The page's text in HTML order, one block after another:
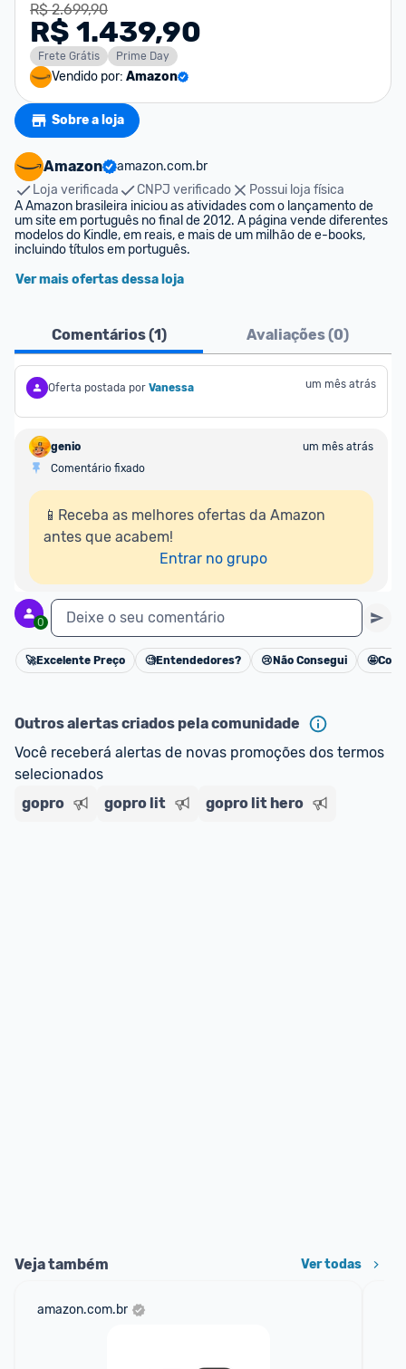
R$ 2.699,90
R$ 1.439,90
Frete Grátis Prime Day
Vendido por: Amazon
Sobre a loja
Amazon
amazon.com.br
Loja verificada
CNPJ verificado
Possui loja física
A Amazon brasileira iniciou as atividades com o lançamento de
um site em português no final de 2012. A página vende diferentes
modelos do Kindle, em reais, e mais de um milhão de e-books,
incluindo títulos em português.
Ver mais ofertas dessa loja
Comentários (1) Avaliações (0)
Oferta postada por Vanessa um mês atrás
genio
um mês atrás
Comentário fixado
📱Receba as melhores ofertas da Amazon
antes que acabem!
Entrar no grupo
0 Deixe o seu comentário
Cancelar
🚀Excelente Preço 🧐Entendedores? 😢 Não Consegui 🤩
Outros alertas criados pela comunidade
Você receberá alertas de novas promoções dos termos
selecionados
gopro
gopro lit gopro lit hero
Veja também Ver todas
amazon.com.br